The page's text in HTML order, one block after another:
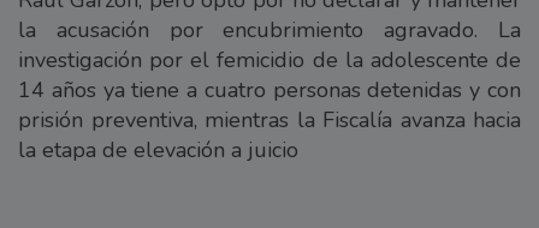
la acusación por encubrimiento agravado. La
investigación por el femicidio de la adolescente de
14 años ya tiene a cuatro personas detenidas y con
prisión preventiva, mientras la Fiscalía avanza hacia
la etapa de elevación a juicio